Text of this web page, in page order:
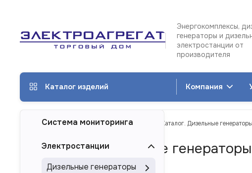
Энергокомплексы,
генераторы и
электростанции от
производителя
Каталог изделий Компания
ТД Электроагрегат Каталог изделий Каталог. Дизельные
Каталог. Дизельные
Самаре
Система мониторинга
Электростанции
Дизельные генераторы